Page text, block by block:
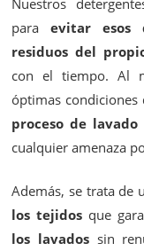
paraevitar esos
residuos del
con el tiempo. Al
óptimas
proceso de
cualquier amenaza
Además, se trata de
los tejidos que
los lavados sin